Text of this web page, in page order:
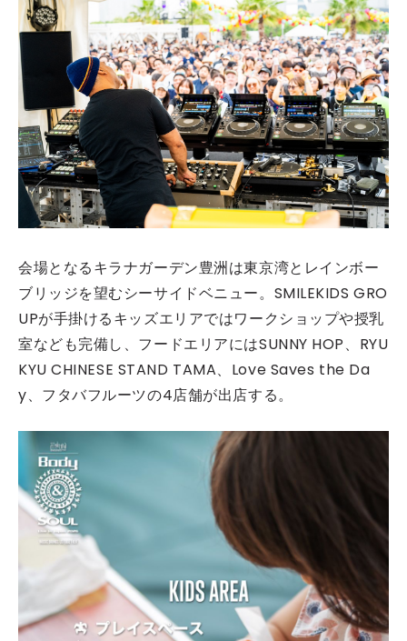
会場となるキラナガーデン豊洲は東京湾とレインボー
ブリッジを望むシーサイドベニュー。SMILEKIDS GRO
UPが手掛けるキッズエリアではワークショップや授乳
室なども完備し、フードエリアにはSUNNY HOP、RYU
KYU CHINESE STAND TAMA、Love Saves the Da
y、フタバフルーツの4店舗が出店する。